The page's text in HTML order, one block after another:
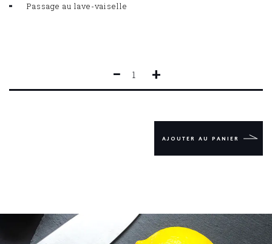
Passage au lave-vaiselle
QUANTITÉ
DE
SUPER
DIAMANT
− +
AJOUTER AU PANIER